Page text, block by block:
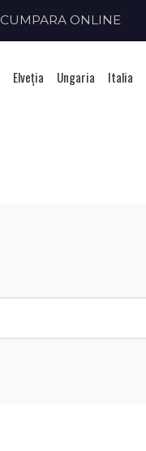
CUMPARA ONLINE
Elveţia Ungaria Italia